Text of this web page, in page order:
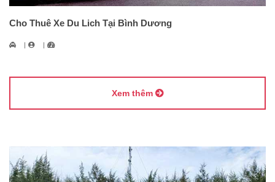
Cho Thuê Xe Du Lich Tại Bình Dương
Xem thêm